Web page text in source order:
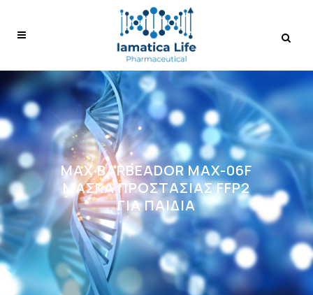
MAX BARBEADOR MAX-06F
ΜΆΣΚΑ ΠΡΟΣΤΑΣΊΑΣ FFP2
ΓΙΑ ΠΑΙΔΙΆ